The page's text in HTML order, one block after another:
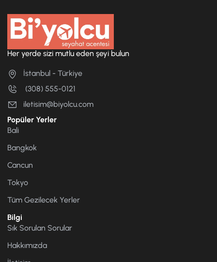
Her yerde sizi mutlu eden şeyi bulun
İstanbul - Türkiye
(308) 555-0121
iletisim@biyolcu.com
Popüler Yerler
Bali
Bangkok
Cancun
Tokyo
Tüm Gezilecek Yerler
Bilgi
Sık Sorulan Sorular
Hakkımızda